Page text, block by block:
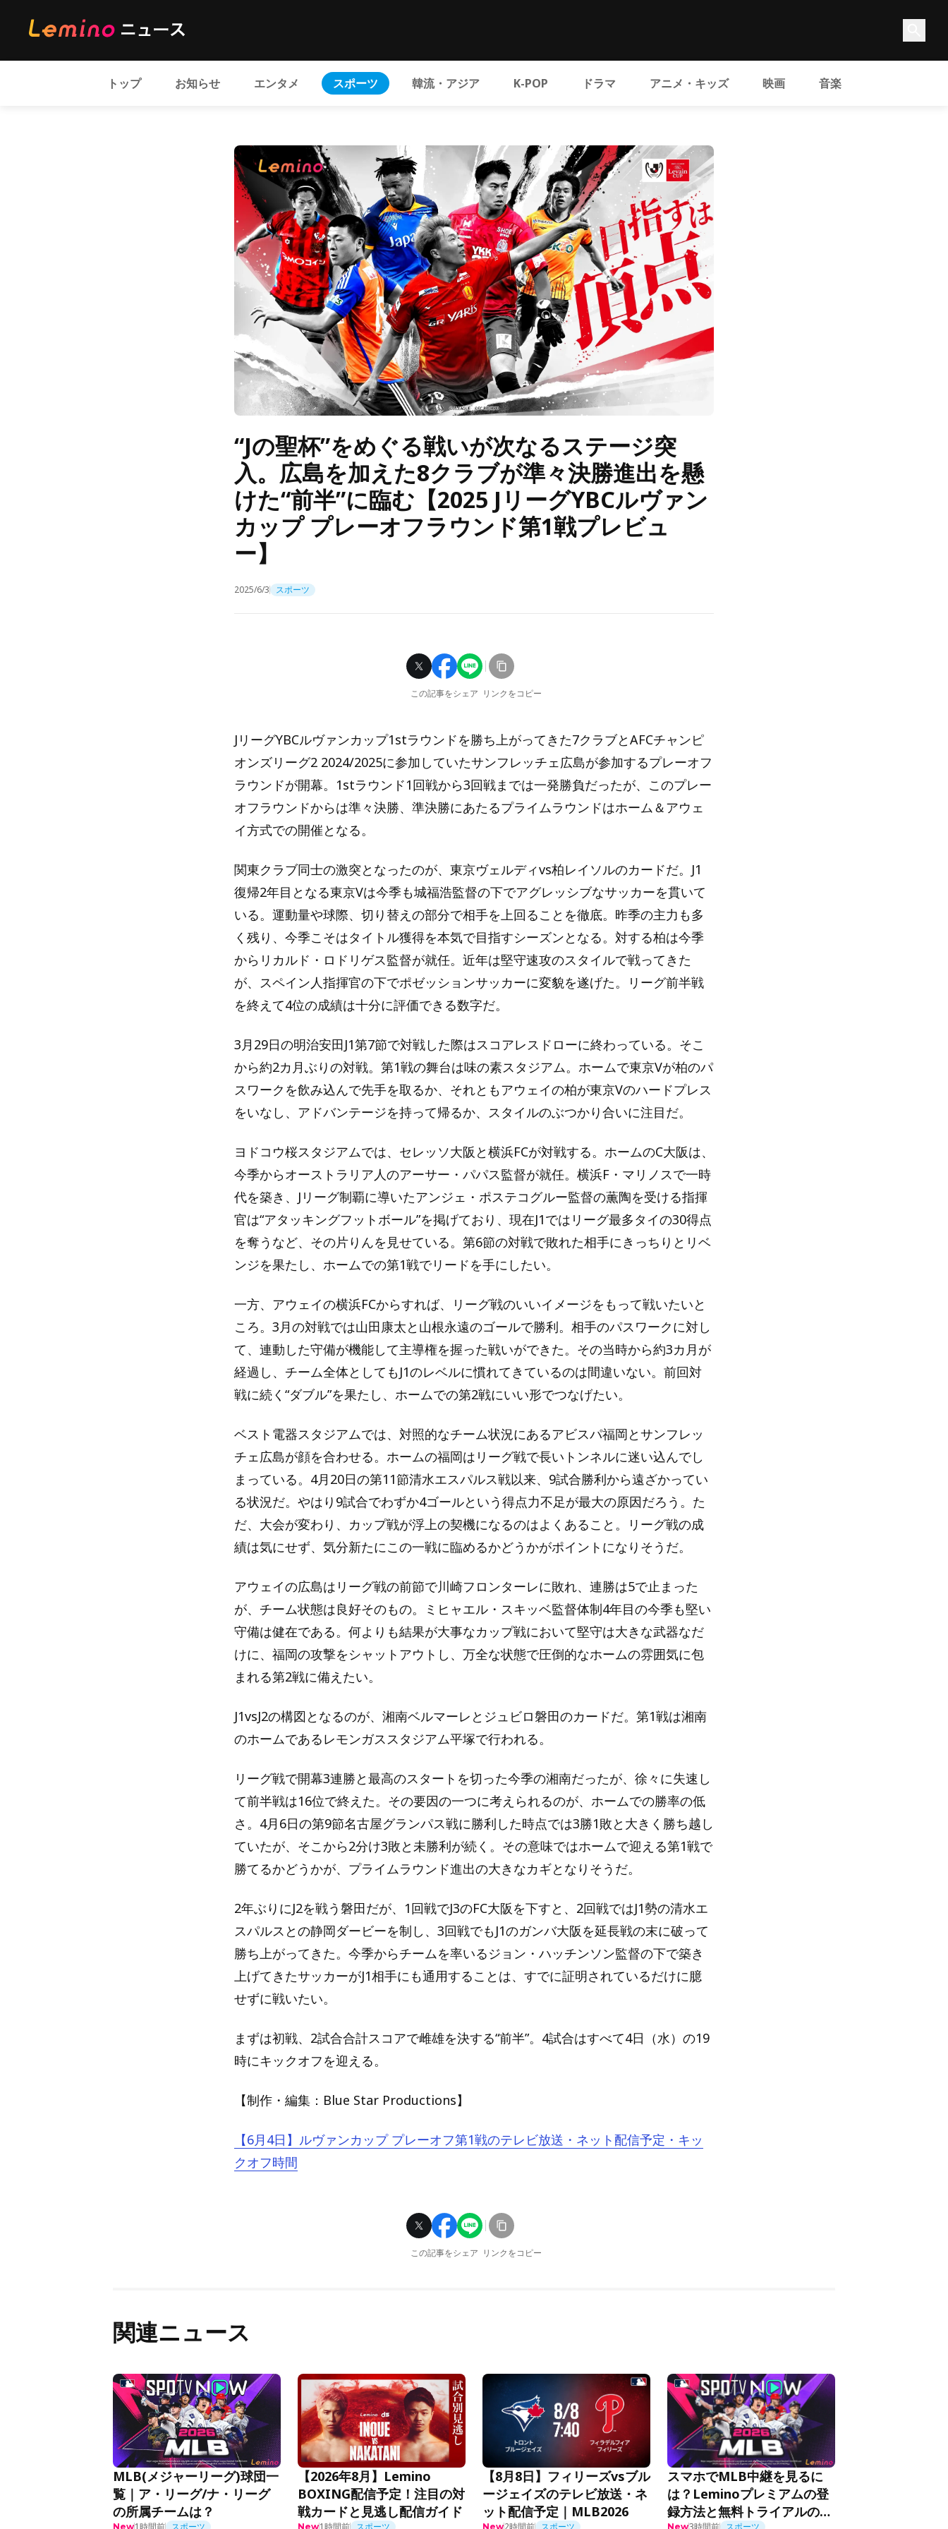
トップ お知らせ エンタメ スポーツ 韓流・アジア K-POP ドラマ アニメ・キッズ 映画 音楽
“Jの聖杯”をめぐる戦いが次なるステージ突
入。広島を加えた8クラブが準々決勝進出を懸
けた“前半”に臨む【2025 JリーグYBCルヴァン
カップ プレーオフラウンド第1戦プレビュ
ー】
2025/6/3 スポーツ
この記事をシェア リンクをコピー
JリーグYBCルヴァンカップ1stラウンドを勝ち上がってきた7クラブとAFCチャンピ
オンズリーグ2 2024/2025に参加していたサンフレッチェ広島が参加するプレーオフ
ラウンドが開幕。1stラウンド1回戦から3回戦までは一発勝負だったが、このプレー
オフラウンドからは準々決勝、準決勝にあたるプライムラウンドはホーム＆アウェ
イ方式での開催となる。
関東クラブ同士の激突となったのが、東京ヴェルディvs柏レイソルのカードだ。J1
復帰2年目となる東京Vは今季も城福浩監督の下でアグレッシブなサッカーを貫いて
いる。運動量や球際、切り替えの部分で相手を上回ることを徹底。昨季の主力も多
く残り、今季こそはタイトル獲得を本気で目指すシーズンとなる。対する柏は今季
からリカルド・ロドリゲス監督が就任。近年は堅守速攻のスタイルで戦ってきた
が、スペイン人指揮官の下でポゼッションサッカーに変貌を遂げた。リーグ前半戦
を終えて4位の成績は十分に評価できる数字だ。
3月29日の明治安田J1第7節で対戦した際はスコアレスドローに終わっている。そこ
から約2カ月ぶりの対戦。第1戦の舞台は味の素スタジアム。ホームで東京Vが柏のパ
スワークを飲み込んで先手を取るか、それともアウェイの柏が東京Vのハードプレス
をいなし、アドバンテージを持って帰るか、スタイルのぶつかり合いに注目だ。
ヨドコウ桜スタジアムでは、セレッソ大阪と横浜FCが対戦する。ホームのC大阪は、
今季からオーストラリア人のアーサー・パパス監督が就任。横浜F・マリノスで一時
代を築き、Jリーグ制覇に導いたアンジェ・ポステコグルー監督の薫陶を受ける指揮
官は“アタッキングフットボール”を掲げており、現在J1ではリーグ最多タイの30得点
を奪うなど、その片りんを見せている。第6節の対戦で敗れた相手にきっちりとリベ
ンジを果たし、ホームでの第1戦でリードを手にしたい。
一方、アウェイの横浜FCからすれば、リーグ戦のいいイメージをもって戦いたいと
ころ。3月の対戦では山田康太と山根永遠のゴールで勝利。相手のパスワークに対し
て、連動した守備が機能して主導権を握った戦いができた。その当時から約3カ月が
経過し、チーム全体としてもJ1のレベルに慣れてきているのは間違いない。前回対
戦に続く“ダブル”を果たし、ホームでの第2戦にいい形でつなげたい。
ベスト電器スタジアムでは、対照的なチーム状況にあるアビスパ福岡とサンフレッ
チェ広島が顔を合わせる。ホームの福岡はリーグ戦で長いトンネルに迷い込んでし
まっている。4月20日の第11節清水エスパルス戦以来、9試合勝利から遠ざかってい
る状況だ。やはり9試合でわずか4ゴールという得点力不足が最大の原因だろう。た
だ、大会が変わり、カップ戦が浮上の契機になるのはよくあること。リーグ戦の成
績は気にせず、気分新たにこの一戦に臨めるかどうかがポイントになりそうだ。
アウェイの広島はリーグ戦の前節で川崎フロンターレに敗れ、連勝は5で止まった
が、チーム状態は良好そのもの。ミヒャエル・スキッベ監督体制4年目の今季も堅い
守備は健在である。何よりも結果が大事なカップ戦において堅守は大きな武器なだ
けに、福岡の攻撃をシャットアウトし、万全な状態で圧倒的なホームの雰囲気に包
まれる第2戦に備えたい。
J1vsJ2の構図となるのが、湘南ベルマーレとジュビロ磐田のカードだ。第1戦は湘南
のホームであるレモンガススタジアム平塚で行われる。
リーグ戦で開幕3連勝と最高のスタートを切った今季の湘南だったが、徐々に失速し
て前半戦は16位で終えた。その要因の一つに考えられるのが、ホームでの勝率の低
さ。4月6日の第9節名古屋グランパス戦に勝利した時点では3勝1敗と大きく勝ち越し
ていたが、そこから2分け3敗と未勝利が続く。その意味ではホームで迎える第1戦で
勝てるかどうかが、プライムラウンド進出の大きなカギとなりそうだ。
2年ぶりにJ2を戦う磐田だが、1回戦でJ3のFC大阪を下すと、2回戦ではJ1勢の清水エ
スパルスとの静岡ダービーを制し、3回戦でもJ1のガンバ大阪を延長戦の末に破って
勝ち上がってきた。今季からチームを率いるジョン・ハッチンソン監督の下で築き
上げてきたサッカーがJ1相手にも通用することは、すでに証明されているだけに臆
せずに戦いたい。
まずは初戦、2試合合計スコアで雌雄を決する“前半”。4試合はすべて4日（水）の19
時にキックオフを迎える。
【制作・編集：Blue Star Productions】
【6月4日】ルヴァンカップ プレーオフ第1戦のテレビ放送・ネット配信予定・キッ
クオフ時間
この記事をシェア リンクをコピー
関連ニュース
MLB(メジャーリーグ)球団一
覧｜ア・リーグ/ナ・リーグ
の所属チームは？
New
【2026年8月】Lemino
BOXING配信予定！注目の対
戦カードと見逃し配信ガイド
New
【8月8日】フィリーズvsブル
ージェイズのテレビ放送・ネ
ット配信予定｜MLB2026
New
スマホでMLB中継を見るに
は？Leminoプレミアムの登
録方法と無料トライアルの活
New